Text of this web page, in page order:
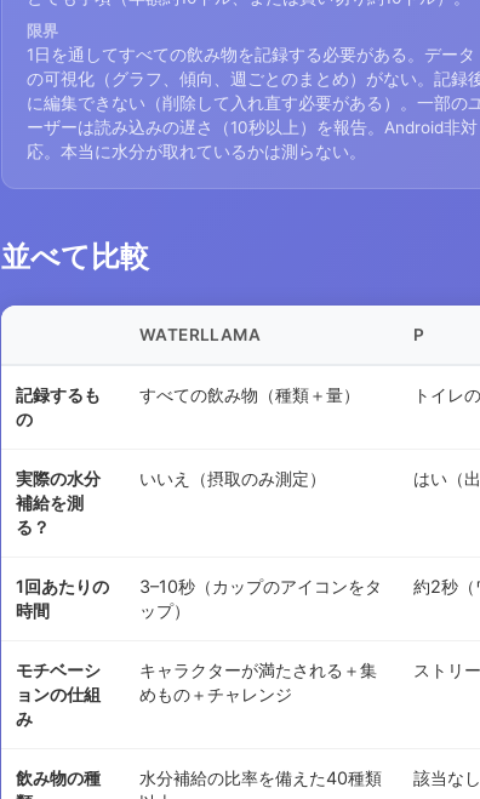
限界
1日を通してすべての飲み物を記録する必要がある。データ
の可視化（グラフ、傾向、週ごとのまとめ）がない。記録
に編集できない（削除して入れ直す必要がある）。一部の
ーザーは読み込みの遅さ（10秒以上）を報告。Android非対
応。本当に水分が取れているかは測らない。
並べて比較
WATERLLAMA P
記録するも
の
すべての飲み物（種類＋量） トイレ
実際の水分
補給を測
る？
いいえ（摂取のみ測定） はい（
1回あたりの
時間
3–10秒（カップのアイコンをタ
ップ）
約2秒（
モチベーシ
ョンの仕組
み
キャラクターが満たされる＋集
めもの＋チャレンジ
ストリ
飲み物の種
水分補給の比率を備えた40種類
該当な